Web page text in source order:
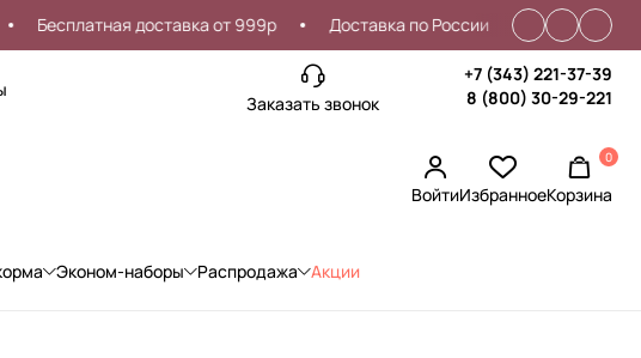
доставка от 999р Доставка по России Проблемы со
Заказать звонок
+7 (343) 221-37-39
8 (800) 30-29-221
ВойтиИзбранное
0
Корзина
Эконом-наборы Распродажа Акции